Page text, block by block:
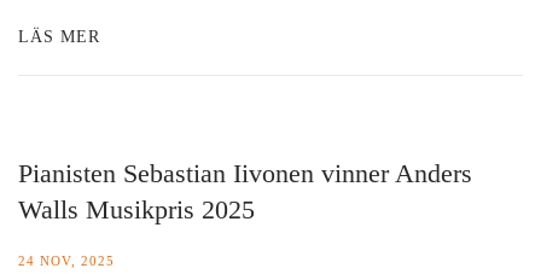
LÄS MER
Pianisten Sebastian Iivonen vinner Anders
Walls Musikpris 2025
24 NOV, 2025